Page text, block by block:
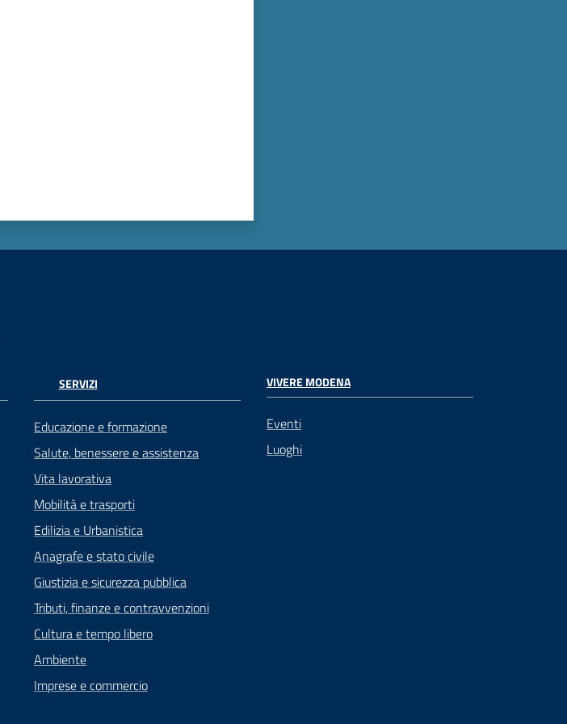
SERVIZI
Educazione e formazione
Salute, benessere e assistenza
Vita lavorativa
Mobilità e trasporti
Edilizia e Urbanistica
Anagrafe e stato civile
Giustizia e sicurezza pubblica
Tributi, finanze e contravvenzioni
Cultura e tempo libero
Ambiente
Imprese e commercio
VIVERE MODENA
Eventi
Luoghi